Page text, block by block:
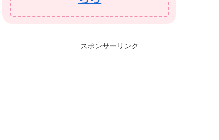
スポンサーリンク